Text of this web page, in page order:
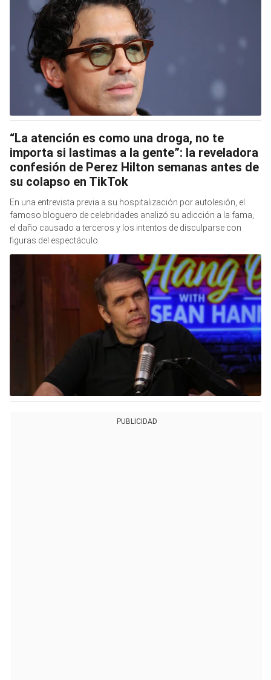
“La atención es como una droga, no te
importa si lastimas a la gente”: la reveladora
confesión de Perez Hilton semanas antes de
su colapso en TikTok
En una entrevista previa a su hospitalización por autolesión, el
famoso bloguero de celebridades analizó su adicción a la fama,
el daño causado a terceros y los intentos de disculparse con
figuras del espectáculo
PUBLICIDAD